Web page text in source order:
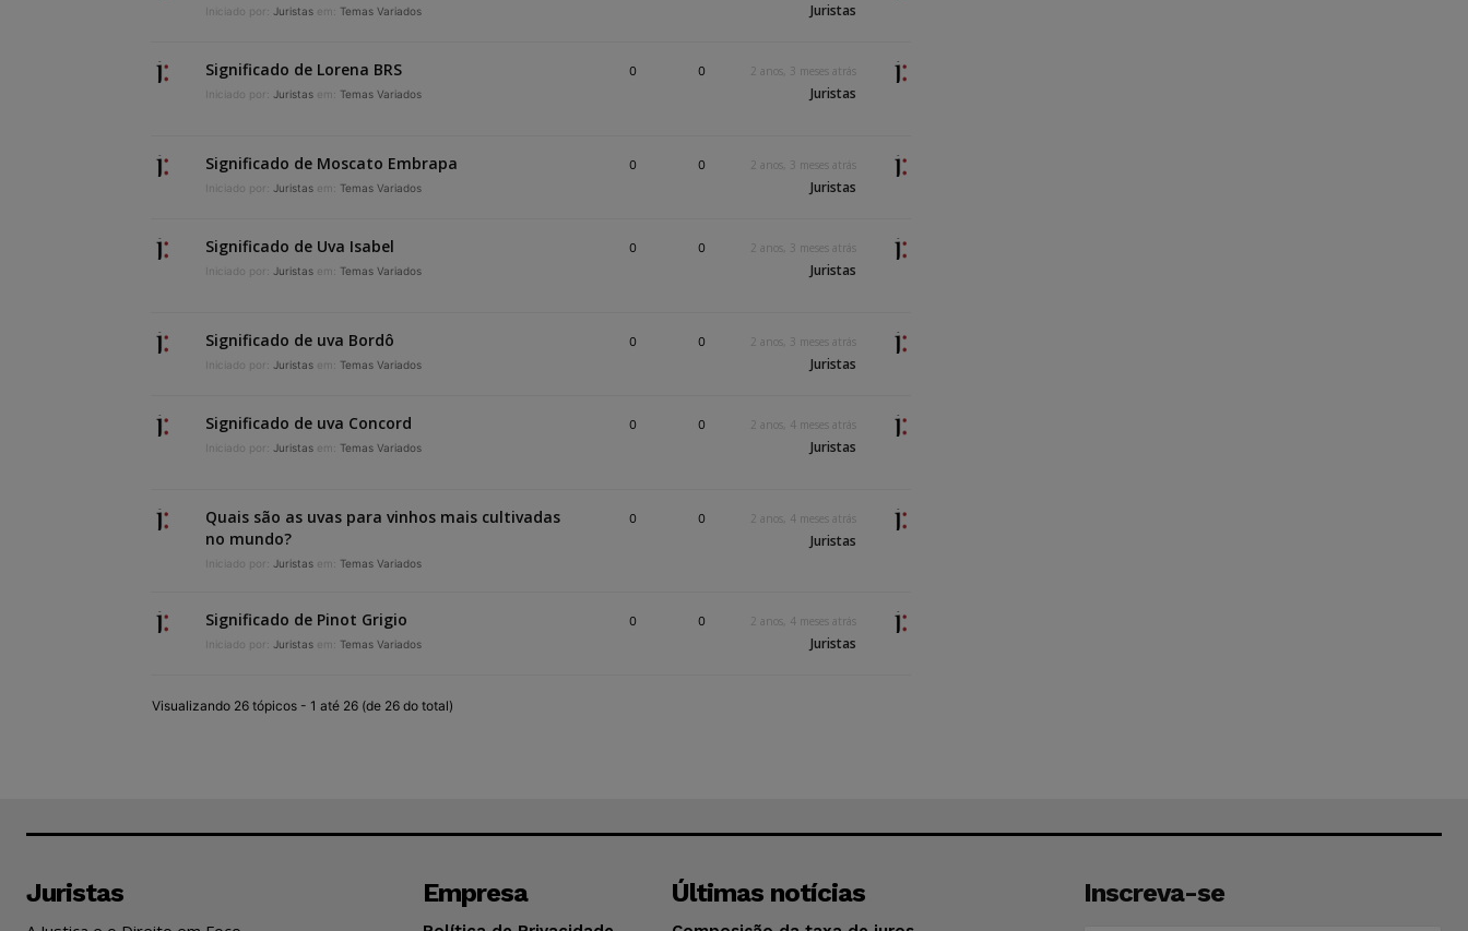
Iniciado por: Juristas em: Temas Variados Juristas
Significado de Lorena BRS
Iniciado por: Juristas em: Temas Variados
0 0 2 anos, 3 meses atrás
Juristas
Significado de Moscato Embrapa
Iniciado por: Juristas em: Temas Variados
0 0 2 anos, 3 meses atrás
Juristas
Significado de Uva Isabel
Iniciado por: Juristas em: Temas Variados
0 0 2 anos, 3 meses atrás
Juristas
Significado de uva Bordô
Iniciado por: Juristas em: Temas Variados
0 0 2 anos, 3 meses atrás
Juristas
Significado de uva Concord
Iniciado por: Juristas em: Temas Variados
0 0 2 anos, 4 meses atrás
Juristas
Quais são as uvas para vinhos mais cultivadas
no mundo?
Iniciado por: Juristas em: Temas Variados
0 0 2 anos, 4 meses atrás
Juristas
Significado de Pinot Grigio
Iniciado por: Juristas em: Temas Variados
0 0 2 anos, 4 meses atrás
Juristas
Visualizando 26 tópicos - 1 até 26 (de 26 do total)
Juristas Empresa Últimas notícias Inscreva-se